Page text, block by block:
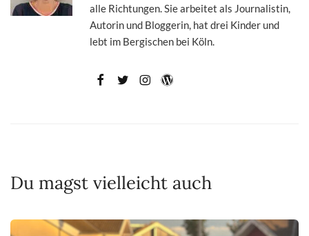
alle Richtungen. Sie arbeitet als Journalistin,
Autorin und Bloggerin, hat drei Kinder und
lebt im Bergischen bei Köln.
Du magst vielleicht auch